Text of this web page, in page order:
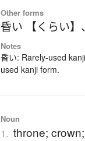
Other forms
昏い 【くらい】 、
Notes
昏い: Rarely-used
used kanji form.
Noun
1. throne;